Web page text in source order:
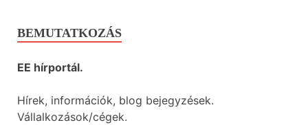
BEMUTATKOZÁS
EE hírportál.
Hírek, információk, blog bejegyzések.
Vállalkozások/cégek.